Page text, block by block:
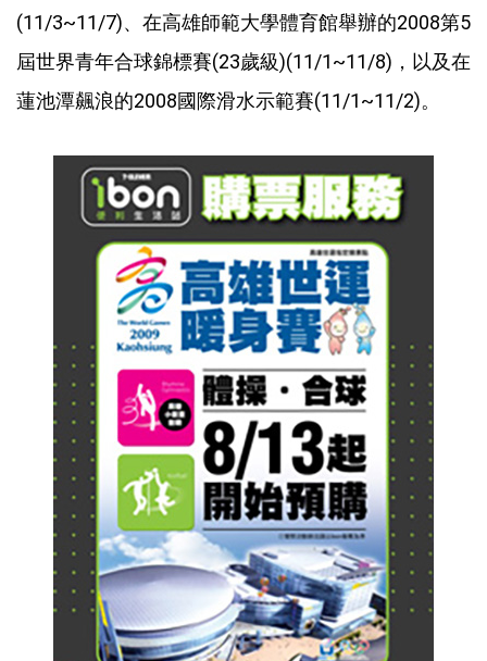
(11/3~11/7)、在高雄師範大學體育館舉辦的2008第5
屆世界青年合球錦標賽(23歲級)(11/1~11/8)，以及在
蓮池潭飆浪的2008國際滑水示範賽(11/1~11/2)。